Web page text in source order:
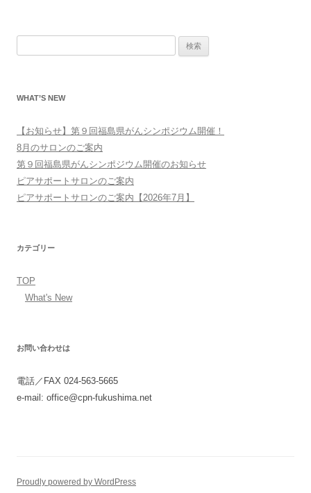
ン
WHAT’S NEW
【お知らせ】第９回福島県がんシンポジウム開催！
8月のサロンのご案内
第９回福島県がんシンポジウム開催のお知らせ
ピアサポートサロンのご案内
ピアサポートサロンのご案内【2026年7月】
カテゴリー
TOP
What's New
お問い合わせは
電話／FAX 024-563-5665
e-mail: office@cpn-fukushima.net
Proudly powered by WordPress